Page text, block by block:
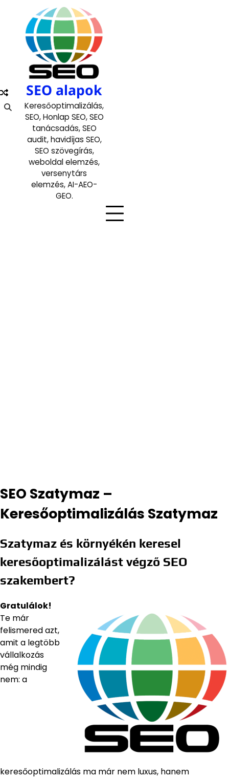
content
SEO alapok
Keresőoptimalizálás,
SEO, Honlap SEO, SEO
tanácsadás, SEO
audit, havidíjas SEO,
SEO szövegírás,
weboldal elemzés,
versenytárs
elemzés, AI-AEO-
GEO.
SEO Szatymaz –
Keresőoptimalizálás Szatymaz
Szatymaz és környékén keresel
keresőoptimalizálást végző SEO
szakembert?
Gratulálok!
Te már
felismered azt,
amit a legtöbb
vállalkozás
még mindig
nem: a
keresőoptimalizálás ma már nem luxus, hanem